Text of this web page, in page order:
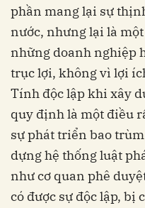
phần mang lại sự
nước, nhưng lại là
những doanh nghiệp
trục lợi, không vì lợi
Tính độc lập khi xây
quy định là một điều
sự phát triển bao
dựng hệ thống luật
như cơ quan phê
có được sự độc lập, bị